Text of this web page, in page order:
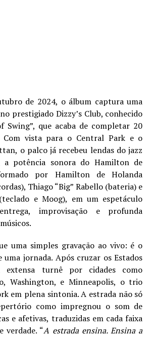
de 2024, o álbum captura uma
prestigiado Dizzy’s Club, conhecido
Swing”, que acaba de completar 20
Com vista para o Central Park e o
o palco já recebeu lendas do jazz
a potência sonora do Hamilton de
por Hamilton de Holanda
Thiago “Big” Rabello (bateria) e
e Moog), em um espetáculo
improvisação e profunda
uma simples gravação ao vivo: é o
jornada. Após cruzar os Estados
extensa turnê por cidades como
Washington, e Minneapolis, o trio
em plena sintonia. A estrada não só
como impregnou o som de
e afetivas, traduzidas em cada faixa
verdade. “A estrada ensina. Ensina a